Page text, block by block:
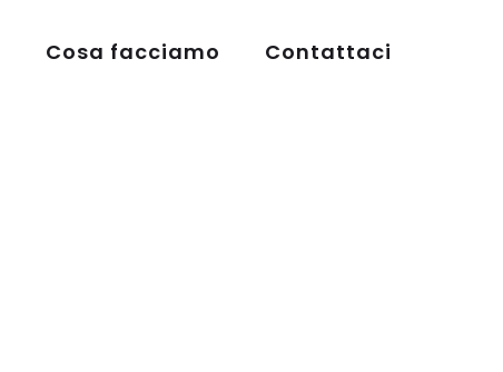
Cosa facciamo Contattaci